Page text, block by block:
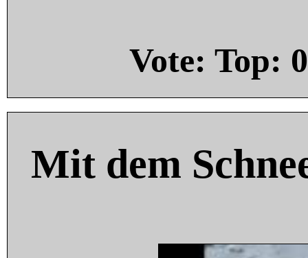
Vote: Top: 0
Mit dem